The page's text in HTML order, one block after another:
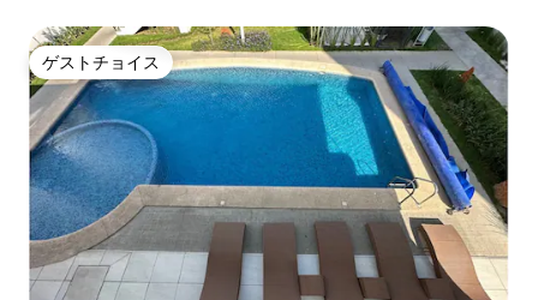
ゲストチョイス
ゲストチョイス